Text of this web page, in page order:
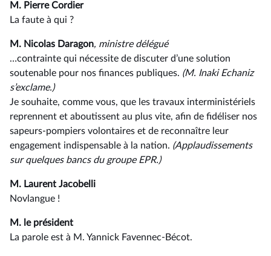
M. Pierre Cordier
La faute à qui ?
M. Nicolas Daragon, ministre délégué
…contrainte qui nécessite de discuter d’une solution
soutenable pour nos finances publiques. (M. Inaki Echaniz
s’exclame.)
Je souhaite, comme vous, que les travaux interministériels
reprennent et aboutissent au plus vite, afin de fidéliser nos
sapeurs-pompiers volontaires et de reconnaître leur
engagement indispensable à la nation. (Applaudissements
sur quelques bancs du groupe EPR.)
M. Laurent Jacobelli
Novlangue !
M. le président
La parole est à M. Yannick Favennec-Bécot.